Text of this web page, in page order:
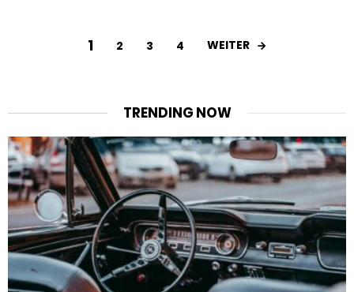
1 2 3 4 WEITER
TRENDING NOW